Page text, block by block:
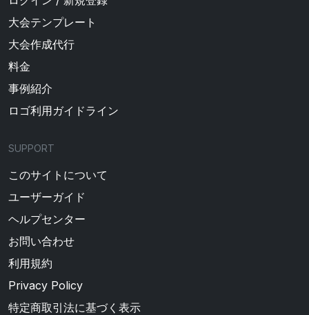
大会テンプレート
大会作成代行
料金
事例紹介
ロゴ利用ガイドライン
SUPPORT
このサイトについて
ユーザーガイド
ヘルプセンター
お問い合わせ
利用規約
Privacy Policy
特定商取引法に基づく表示